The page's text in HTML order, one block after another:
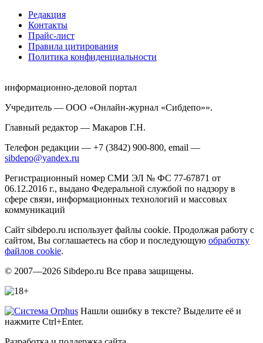
Редакция
Контакты
Прайс-лист
Правила цитирования
Политика конфиденциальности
информационно-деловой портал
Учредитель — ООО «Онлайн-журнал «Сибдепо»».
Главный редактор — Макаров Г.Н.
Телефон редакции — +7 (3842) 900-800, email —
sibdepo@yandex.ru
Регистрационный номер СМИ ЭЛ № ФС 77-67871 от
06.12.2016 г., выдано Федеральной службой по надзору в
сфере связи, информационных технологий и массовых
коммуникаций
Сайт sibdepo.ru использует файлы cookie. Продолжая работу с
сайтом, Вы соглашаетесь на сбор и последующую обработку
файлов cookie.
© 2007—2026 Sibdepo.ru Все права защищены.
Нашли ошибку в тексте? Выделите её и
нажмите Ctrl+Enter.